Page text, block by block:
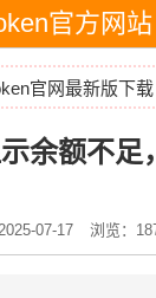
官方网站
官网最新版下载
余额不足
07-17 浏览：